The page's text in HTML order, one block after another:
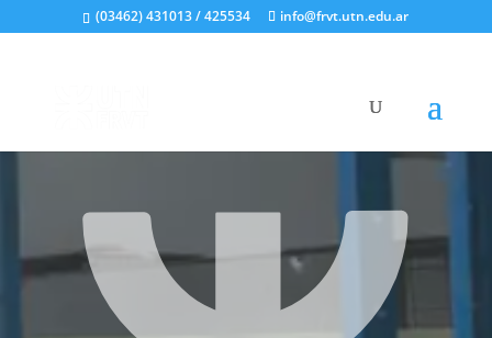
(03462) 431013 / 425534 info@frvt.utn.edu.ar